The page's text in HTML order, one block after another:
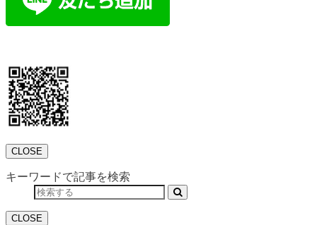
CLOSE
キーワードで記事を検索
CLOSE